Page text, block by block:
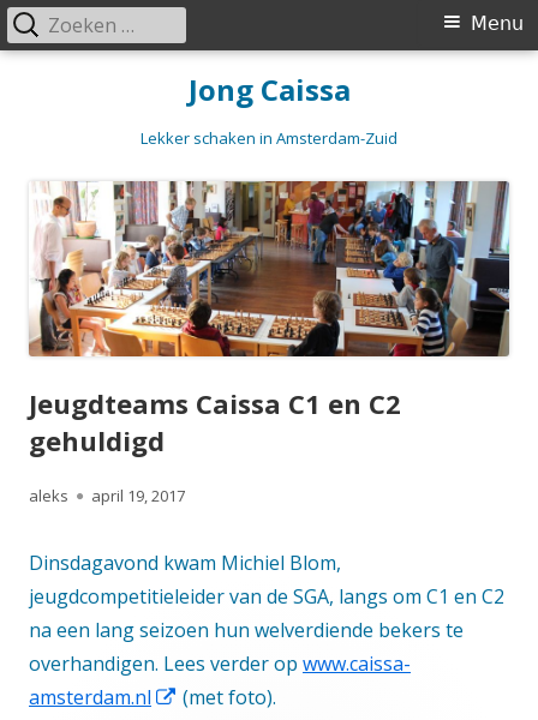
Jong Caissa
Lekker schaken in Amsterdam-Zuid
Primair
Menu
Zoeken
naar:
Jeugdteams Caissa C1 en C2
gehuldigd
Auteur
aleks
Gepubliceerd
april 19, 2017
Dinsdagavond kwam Michiel Blom,
jeugdcompetitieleider van de SGA, langs om C1 en C2
na een lang seizoen hun welverdiende bekers te
overhandigen. Lees verder op www.caissa-
amsterdam.nl
Opent
(met foto).